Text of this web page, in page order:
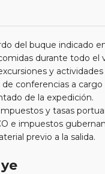
del buque indicado
durante todo el
y
conferencias a
de la expedición.
y tasas
e impuestos
previo a la salida.